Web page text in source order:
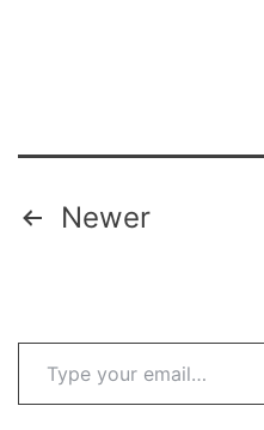
Posts
Newer
Type your email…